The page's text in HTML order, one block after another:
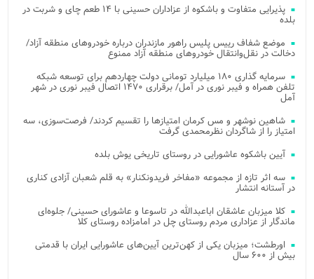
پذیرایی متفاوت و باشکوه از عزاداران حسینی با ۱۴ طعم چای و شربت در
بلده
موضع شفاف رییس پلیس راهور مازندران درباره خودروهای منطقه آزاد/
دخالت در نقل‌وانتقال خودروهای منطقه آزاد ممنوع
سرمایه گذاری ۱۸۰ میلیارد تومانی دولت چهاردهم برای توسعه شبکه
تلفن همراه و فیبر نوری در آمل/ برقراری ۱۴۷۰ اتصال فیبر نوری در شهر
آمل
شاهین نوشهر و مس کرمان امتیازها را تقسیم کردند/ فرصت‌سوزی، سه
امتیاز را از شاگردان نظرمحمدی گرفت
آیین باشکوه عاشورایی در روستای تاریخی یوش بلده
سه اثر تازه از مجموعه «مفاخر فریدونکنار» به قلم شعبان آزادی کناری
در آستانه انتشار
کلا میزبان عاشقان اباعبدالله در تاسوعا و عاشورای حسینی/ جلوه‌ای
ماندگار از عزاداری مردم روستای چل در امامزاده روستای کلا
اورطشت؛ میزبان یکی از کهن‌ترین آیین‌های عاشورایی ایران با قدمتی
بیش از ۶۰۰ سال